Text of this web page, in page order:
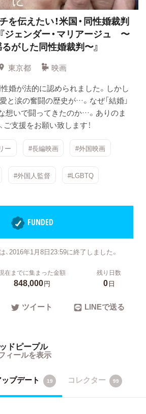
を伝えたい！米国・同性婚裁判
ジェンダー・マリアージュ 〜
がした同性婚裁判〜』
東京都
映画
婚が法的に認められました。しかし
と涙の奮闘の歴史が…。なぜ「結婚」
想いで闘ってきたのか…。ありのま
ご支援をお願い致します！
ー #長編映画 #外国映画
#外国人監督 #LGBTQ
FUNDED
、2016年1月8日23:59に終了しました。
在までに集まった金額
848,000円
残り日数
0日
ツイート LINEで送る
ドピープル
ィールを表示
プデート 19 コレクター 99